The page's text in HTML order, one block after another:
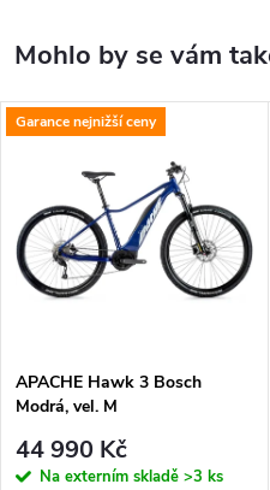
Garance nejnižší ceny
APACHE Hawk 3 Bosch
Modrá, vel. M
44 990 Kč
Na externím skladě >3 ks